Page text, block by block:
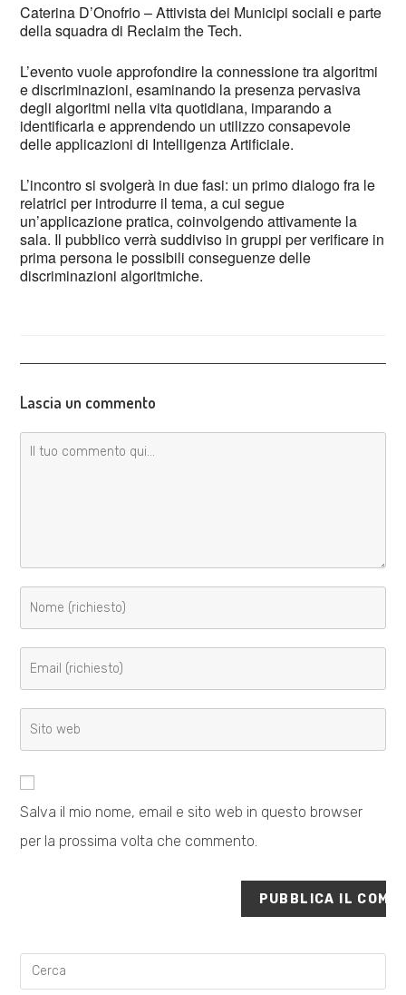
Caterina D’Onofrio – Attivista dei Municipi sociali e parte
della squadra di Reclaim the Tech.
L’evento vuole approfondire la connessione tra algoritmi
e discriminazioni, esaminando la presenza pervasiva
degli algoritmi nella vita quotidiana, imparando a
identificarla e apprendendo un utilizzo consapevole
delle applicazioni di Intelligenza Artificiale.
L’incontro si svolgerà in due fasi: un primo dialogo fra le
relatrici per introdurre il tema, a cui segue
un’applicazione pratica, coinvolgendo attivamente la
sala. Il pubblico verrà suddiviso in gruppi per verificare in
prima persona le possibili conseguenze delle
discriminazioni algoritmiche.
Lascia un commento
Commento
tuo
nome
nome
utente
per
tuo
indirizzo
per
commentare
web
(facoltativo)
Salva il mio nome, email e sito web in questo browser
per la prossima volta che commento.